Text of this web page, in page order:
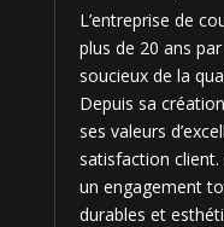
L’entreprise de
plus de 20 ans
soucieux de la
Depuis sa
ses valeurs
satisfaction
un engagement
durables et